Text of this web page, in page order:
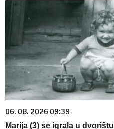
06. 08. 2026 09:39
Marija (3) se igrala u